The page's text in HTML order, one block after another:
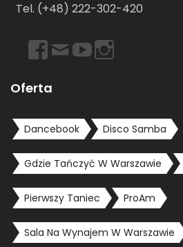
Tel. (+48) 222-302-420
https://www.facebook.com/
Emailhttps://
Oferta
Dancebook Disco Samba
Gdzie Tańczyć W Warszawie
Pierwszy Taniec ProAm
Sala Na Wynajem W Warszawie